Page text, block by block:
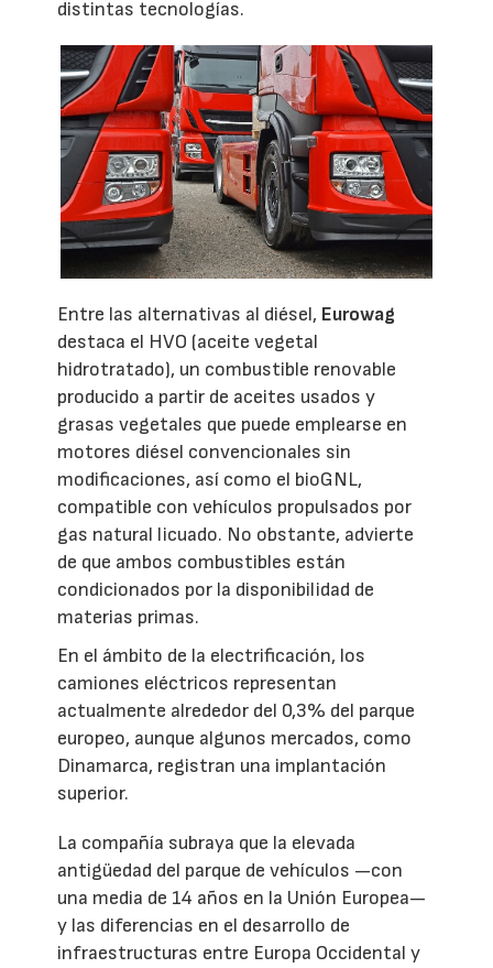
distintas tecnologías.
Entre las alternativas al diésel, Eurowag
destaca el HVO (aceite vegetal
hidrotratado), un combustible renovable
producido a partir de aceites usados y
grasas vegetales que puede emplearse en
motores diésel convencionales sin
modificaciones, así como el bioGNL,
compatible con vehículos propulsados por
gas natural licuado. No obstante, advierte
de que ambos combustibles están
condicionados por la disponibilidad de
materias primas.
En el ámbito de la electrificación, los
camiones eléctricos representan
actualmente alrededor del 0,3% del parque
europeo, aunque algunos mercados, como
Dinamarca, registran una implantación
superior.
La compañía subraya que la elevada
antigüedad del parque de vehículos —con
una media de 14 años en la Unión Europea—
y las diferencias en el desarrollo de
infraestructuras entre Europa Occidental y